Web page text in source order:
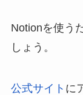
Notionを使う
しょう。
公式サイト に